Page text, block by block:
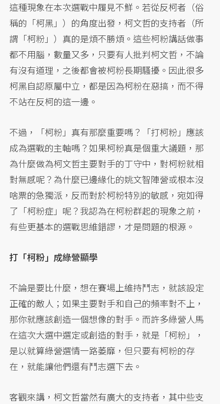
這種現象在本次選戰中履見不鮮。若從反柯者（俗
稱的「柯黑」）的角度出發，柯文哲的支持者（所
謂「柯粉」）真的是煩不勝煩。這些柯粉講話做事
都不用腦，數量又多，只要有人批判柯文哲，不論
有沒有道理，之後都會被柯粉長期騷擾。因此很多
柯黑自認原屬中立，都是因為柯粉在惡搞，而不得
不站在反柯的這一邊。
不過，「柯粉」真有那麼重要嗎？「打柯粉」應該
成為選戰的主軸嗎？如果柯粉真是個重大議題，那
為什麼做為柯文哲主要對手的丁守中，對柯粉就相
對無感呢？為什麼已邊緣化的姚文智陣營或根本沒
啥票的急獨派，反而對於柯粉特別的敏感，宛如得
了「柯粉症」呢？我認為在柯粉群起的現象之前，
有些更基本的選戰思維錯謬，才是問題的根源。
打「柯粉」成綠營顯學
不論是要比什麼，想在賽場上維持鬥志，就該設定
正確的敵人；如果主要對手和自己的頻率對不上，
那你就應該創造一個想像的對手。而許多綠營人馬
在這次大選中選定或創造的對手，就是「柯粉」，
是以就算綠營選情一路萎靡，但只要有柯粉的存
在，就能讓他們還有鬥志選下去。
客觀來講，柯文哲當然有廣大的支持者，其中些支